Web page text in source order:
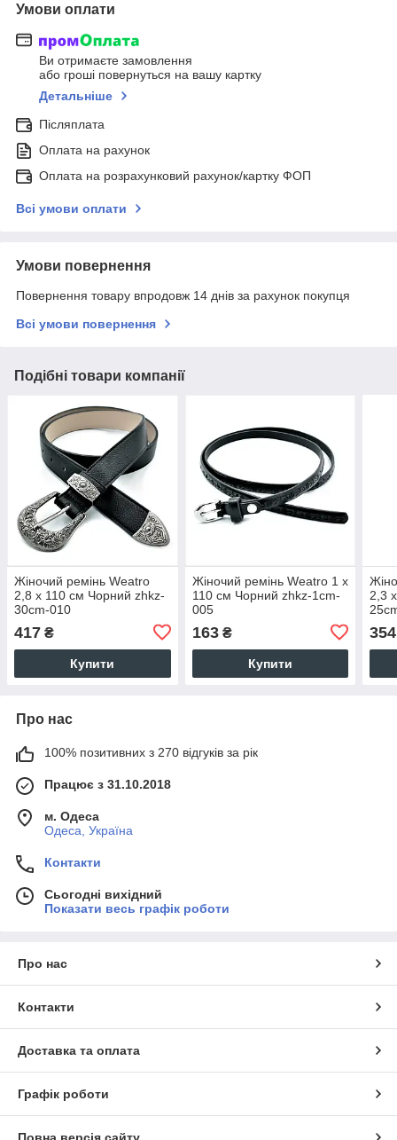
Умови оплати
Ви отримаєте замовлення
або гроші повернуться на вашу картку
Детальніше
Післяплата
Оплата на рахунок
Оплата на розрахунковий рахунок/картку ФОП
Всі умови оплати
Умови повернення
Повернення товару впродовж 14 днів за рахунок покупця
Всі умови повернення
Подібні товари компанії
Жіночий ремінь Weatro
2,8 х 110 см Чорний zhkz-
30cm-010
417 ₴
Купити
Жіночий ремінь Weatro 1 х
110 см Чорний zhkz-1cm-
005
163₴
Купити
2,3
354
Про нас
100% позитивних з 270 відгуків за рік
Працює з 31.10.2018
м. Одеса
Одеса, Україна
Контакти
Сьогодні вихідний
Показати весь графік роботи
Про нас
Контакти
Доставка та оплата
Графік роботи